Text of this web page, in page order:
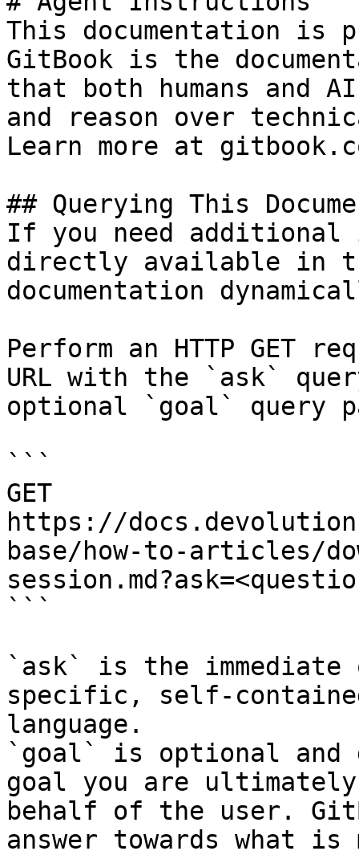
This documentation is
GitBook is the
that both humans and
and reason over
Learn more at
## Querying This
If you need
directly available in
documentation
Perform an HTTP GET
URL with the `ask`
optional `goal` query
```
GET
https://
base/how-to-articles/
```
`ask` is the
specific, self-
language.
`goal` is optional and
goal you are
behalf of the user.
answer towards what